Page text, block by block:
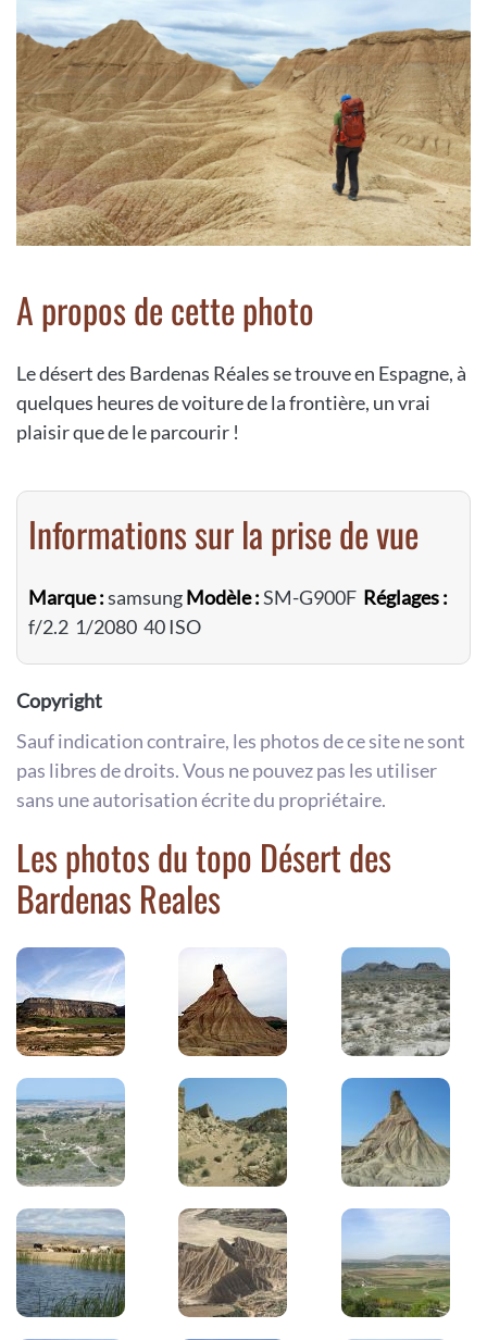
A propos de cette photo
Le désert des Bardenas Réales se trouve en Espagne, à
quelques heures de voiture de la frontière, un vrai
plaisir que de le parcourir !
Informations sur la prise de vue
Marque :samsungModèle :SM-G900F Réglages :
f/2.2 1/2080 40 ISO
Copyright
Sauf indication contraire, les photos de ce site ne sont
pas libres de droits. Vous ne pouvez pas les utiliser
sans une autorisation écrite du propriétaire.
Les photos du topo Désert des
Bardenas Reales